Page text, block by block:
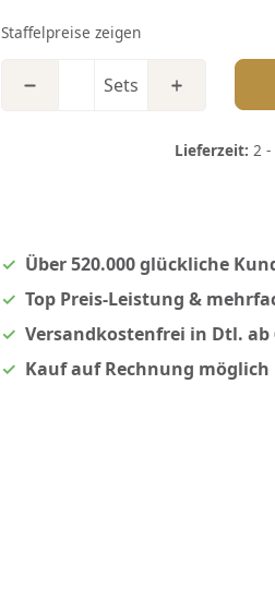
Staffelpreise zeigen
Sets
Lieferzeit: 2 -
Über 520.000 glückliche
Top Preis-Leistung &
Versandkostenfrei in Dtl. ab
Kauf auf Rechnung möglich